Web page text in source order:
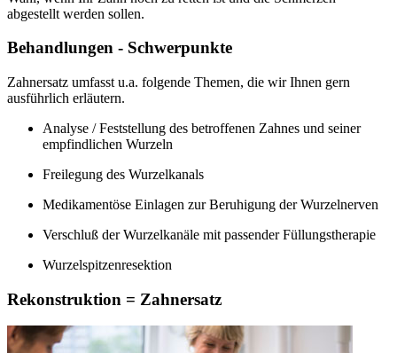
abgestellt werden sollen.
Behandlungen - Schwerpunkte
Zahnersatz umfasst u.a. folgende Themen, die wir Ihnen gern
ausführlich erläutern.
Analyse / Feststellung des betroffenen Zahnes und seiner
empfindlichen Wurzeln
Freilegung des Wurzelkanals
Medikamentöse Einlagen zur Beruhigung der Wurzelnerven
Verschluß der Wurzelkanäle mit passender Füllungstherapie
Wurzelspitzenresektion
Rekonstruktion = Zahnersatz